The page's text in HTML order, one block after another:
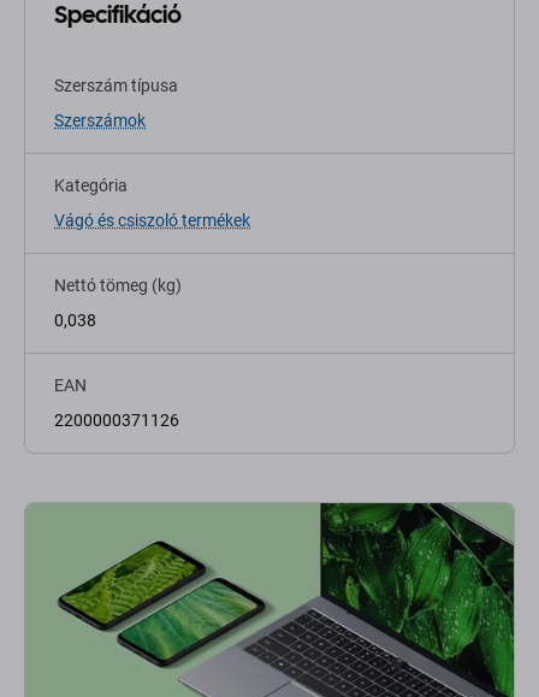
Specifikáció
Szerszám típusa
Szerszámok
Kategória
Vágó és csiszoló termékek
Nettó tömeg (kg)
0,038
EAN
2200000371126